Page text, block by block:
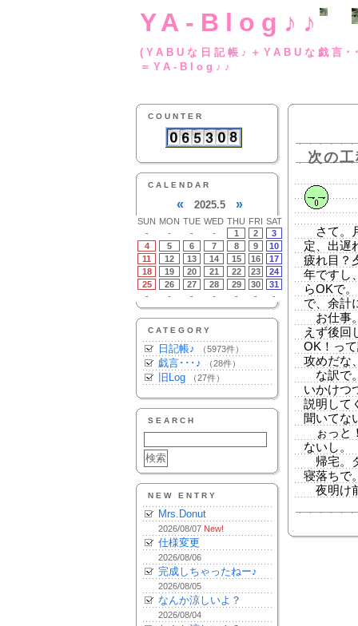
YA-Blog♪♪
(YABUな日記帳♪
＝YA-Blog♪♪
COUNTER
CALENDAR
« 2025.5 »
SUN MON TUE WED THU FRI SAT
-
- - - 1 2
3
4
5 6 7 8 9
10
11
12 13 14 15 16
17
18
19 20 21 22 23
24
25
26 27 28 29 30
31
-
- - - - - -
CATEGORY
日記帳♪ （5973件）
戯言･･･♪ （28件）
旧Log （27件）
SEARCH
NEW ENTRY
Mrs.Donut
2026/08/07 New!
仕様変更
2026/08/06
完成しちゃったねー♪
2026/08/05
なんか涼しいよ？
2026/08/04
次の
さて。
定、出遅
疲れ目？
年ですし
らOKで
で、余計
お仕事
えず後回
OK！っ
攻めだな
な訳で
いかけつ
説明して
聞いてな
ぉっと
ないし。
帰宅。
寝落ちで
夜明け